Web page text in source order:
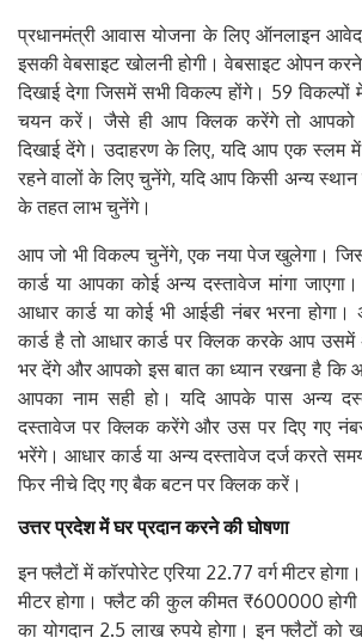
प्रधानमंत्री आवास योजना के लिए ऑनलाइन
इसकी वेबसाइट खोलनी होगी। वेबसाइट ओपन
दिखाई देगा जिसमें सभी विकल्प होंगे। 59 विकल्पों
चयन करें। जैसे ही आप क्लिक करेंगे तो
दिखाई देंगे। उदाहरण के लिए, यदि आप एक स्लम
रहने वालों के लिए चुनेंगे, यदि आप किसी अन्य
के तहत लाभ चुनेंगे।
आप जो भी विकल्प चुनेंगे, एक नया पेज खुलेगा।
कार्ड या आपका कोई अन्य दस्तावेज मांगा
आधार कार्ड या कोई भी आईडी नंबर भरना
कार्ड है तो आधार कार्ड पर क्लिक करके आप उसमें
भर देंगे और आपको इस बात का ध्यान रखना है कि
आपका नाम सही हो। यदि आपके पास अन्य
दस्तावेज पर क्लिक करेंगे और उस पर दिए गए
भरेंगे। आधार कार्ड या अन्य दस्तावेज दर्ज करते
फिर नीचे दिए गए बैक बटन पर क्लिक करें।
उत्तर प्रदेश में घर प्रदान करने की घोषणा
इन फ्लैटों में कॉरपोरेट एरिया 22.77 वर्ग मीटर
मीटर होगा। फ्लैट की कुल कीमत ₹600000
का योगदान 2.5 लाख रुपये होगा। इन फ्लैटों को